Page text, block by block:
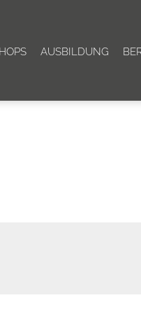
AUSBILDUNG